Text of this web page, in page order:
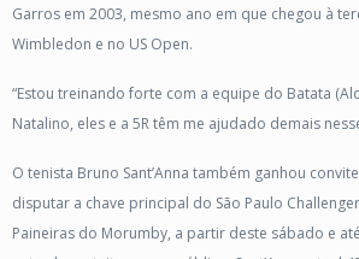
Garros em 2003, mesmo ano em que chegou à
Wimbledon e no US Open.
“Estou treinando forte com a equipe do Batata
Natalino, eles e a 5R têm me ajudado demais
O tenista Bruno Sant’Anna também ganhou
disputar a chave principal do São Paulo
Paineiras do Morumby, a partir deste sábado e